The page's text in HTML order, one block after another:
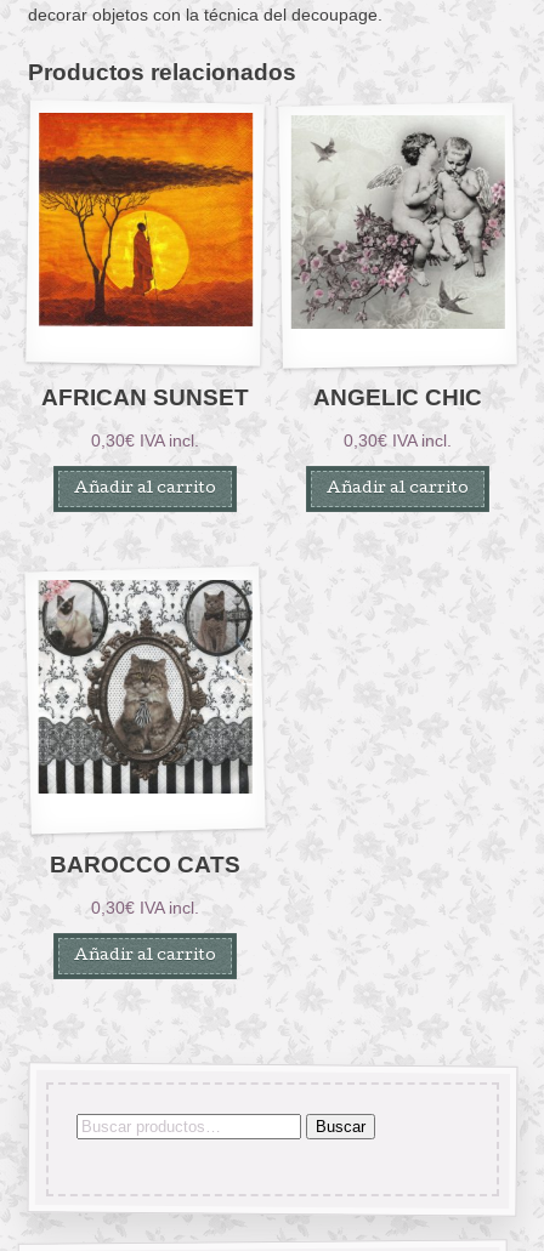
decorar objetos con la técnica del decoupage.
Productos relacionados
AFRICAN SUNSET
0,30€ IVA incl.
Añadir al carrito
ANGELIC CHIC
0,30€ IVA incl.
Añadir al carrito
BAROCCO CATS
0,30€ IVA incl.
Añadir al carrito
Buscar
Buscar